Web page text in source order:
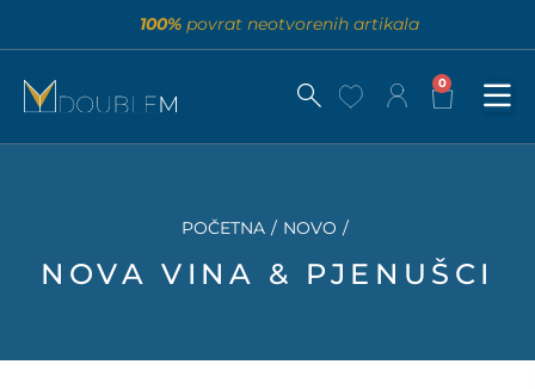
100% povrat neotvorenih artikala
0
POČETNA / NOVO /
NOVA VINA & PJENUŠCI